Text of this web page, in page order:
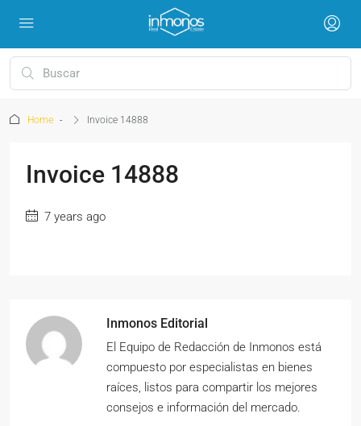
Home Invoice 14888
Invoice 14888
7 years ago
Inmonos Editorial
El Equipo de Redacción de Inmonos está
compuesto por especialistas en bienes
raíces, listos para compartir los mejores
consejos e información del mercado.